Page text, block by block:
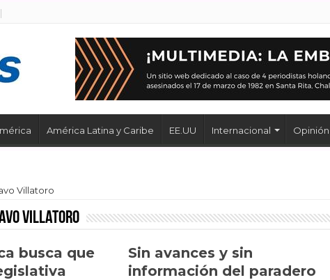
América Latina y Caribe EE.UU Internacional Opinión
Villatoro
Villatoro
busca que
Sin avances y sin
información del paradero